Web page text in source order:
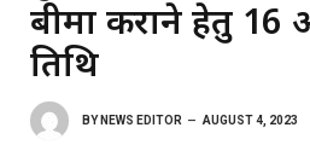
बीमा कराने हेतु 16
तिथि
BY NEWS EDITOR AUGUST 4, 2023